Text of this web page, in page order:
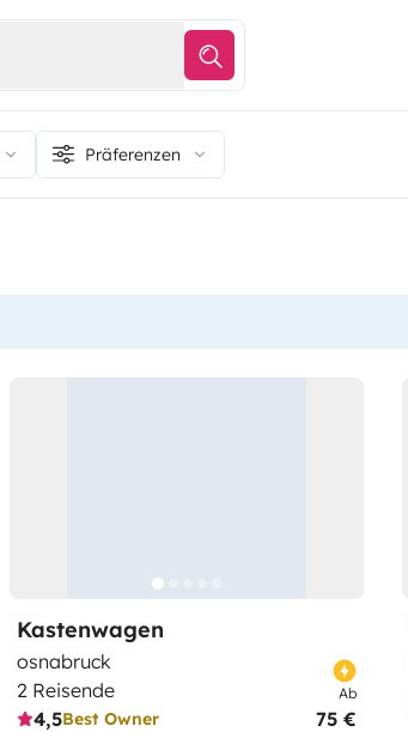
Präferenzen
Kastenwagen
osnabruck
2 Reisende
4,5Best Owner
Ab
75 €